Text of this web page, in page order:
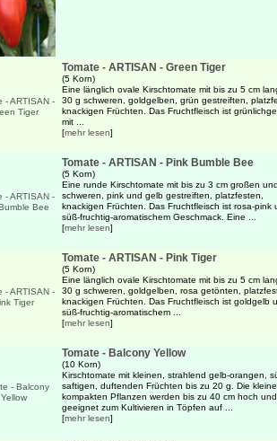
Tomate - ARTISAN - Green Tiger
(5 Korn)
Eine länglich ovale Kirschtomate mit bis zu 5 cm
30 g schweren, goldgelben, grün gestreiften,
knackigen Früchten. Das Fruchtfleisch ist
mit ...
[mehr lesen]
Tomate - ARTISAN - Pink Bumble Bee
(5 Korn)
Eine runde Kirschtomate mit bis zu 3 cm großen
schweren, pink und gelb gestreiften, platzfesten,
knackigen Früchten. Das Fruchtfleisch ist rosa-pink
süß-fruchtig-aromatischem Geschmack. Eine ...
[mehr lesen]
Tomate - ARTISAN - Pink Tiger
(5 Korn)
Eine länglich ovale Kirschtomate mit bis zu 5 cm
30 g schweren, goldgelben, rosa getönten,
knackigen Früchten. Das Fruchtfleisch ist goldgelb
süß-fruchtig-aromatischem ...
[mehr lesen]
Tomate - Balcony Yellow
(10 Korn)
Kirschtomate mit kleinen, strahlend gelb-orangen,
saftigen, duftenden Früchten bis zu 20 g. Die
kompakten Pflanzen werden bis zu 40 cm hoch
geeignet zum Kultivieren in Töpfen auf ...
[mehr lesen]